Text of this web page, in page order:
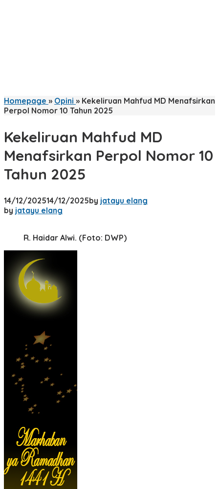
Homepage » Opini » Kekeliruan Mahfud MD Menafsirkan
Perpol Nomor 10 Tahun 2025
Kekeliruan Mahfud MD
Menafsirkan Perpol Nomor 10
Tahun 2025
14/12/202514/12/2025by jatayu elang
by jatayu elang
R. Haidar Alwi. (Foto: DWP)